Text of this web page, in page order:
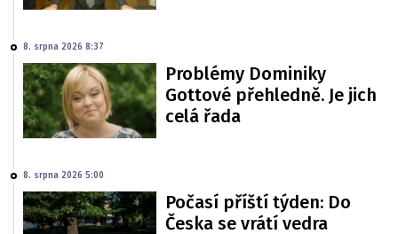
8. srpna 2026 8:37
Problémy Dominiky
Gottové přehledně. Je jich
celá řada
8. srpna 2026 5:00
Počasí příští týden: Do
Česka se vrátí vedra